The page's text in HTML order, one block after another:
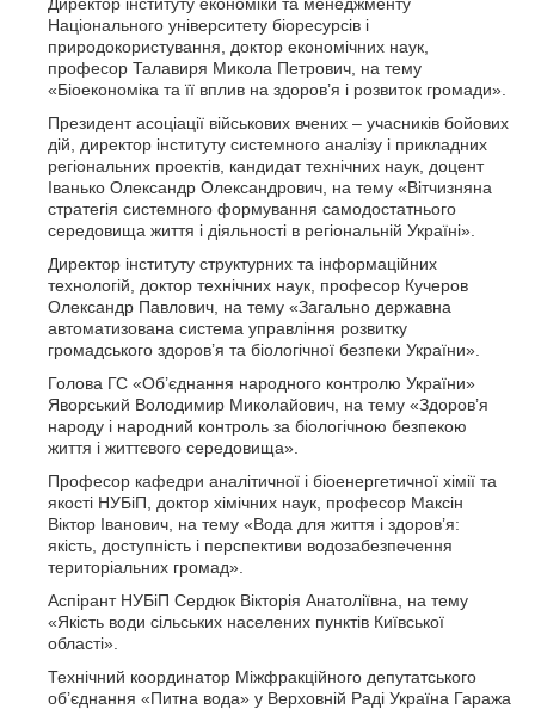
Національного університету біоресурсів і
природокористування, доктор економічних наук,
професор Талавиря Микола Петрович, на тему
«Біоекономіка та її вплив на здоров’я і розвиток громади».
Президент асоціації військових вчених – учасників бойових
дій, директор інституту системного аналізу і прикладних
регіональних проектів, кандидат технічних наук, доцент
Іванько Олександр Олександрович, на тему «Вітчизняна
стратегія системного формування самодостатнього
середовища життя і діяльності в регіональній Україні».
Директор інституту структурних та інформаційних
технологій, доктор технічних наук, професор Кучеров
Олександр Павлович, на тему «Загально державна
автоматизована система управління розвитку
громадського здоров’я та біологічної безпеки України».
Голова ГС «Об’єднання народного контролю України»
Яворський Володимир Миколайович, на тему «Здоров’я
народу і народний контроль за біологічною безпекою
життя і життєвого середовища».
Професор кафедри аналітичної і біоенергетичної хімії та
якості НУБіП, доктор хімічних наук, професор Максін
Віктор Іванович, на тему «Вода для життя і здоров’я:
якість, доступність і перспективи водозабезпечення
територіальних громад».
Аспірант НУБіП Сердюк Вікторія Анатоліївна, на тему
«Якість води сільських населених пунктів Київської
області».
Технічний координатор Міжфракційного депутатського
об’єднання «Питна вода» у Верховній Раді Україна Гаража